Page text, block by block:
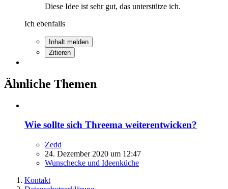
Diese Idee ist sehr gut, das unterstütze ich.
Ich ebenfalls
Inhalt melden
Zitieren
Ähnliche Themen
Wie sollte sich Threema weiterentwicken?
Zedd
24. Dezember 2020 um 12:47
Wunschecke und Ideenküche
Kontakt